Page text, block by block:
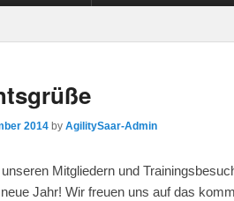
2014 by AgilitySaar-Admin
Mitgliedern und
Jahr! Wir freuen uns auf das